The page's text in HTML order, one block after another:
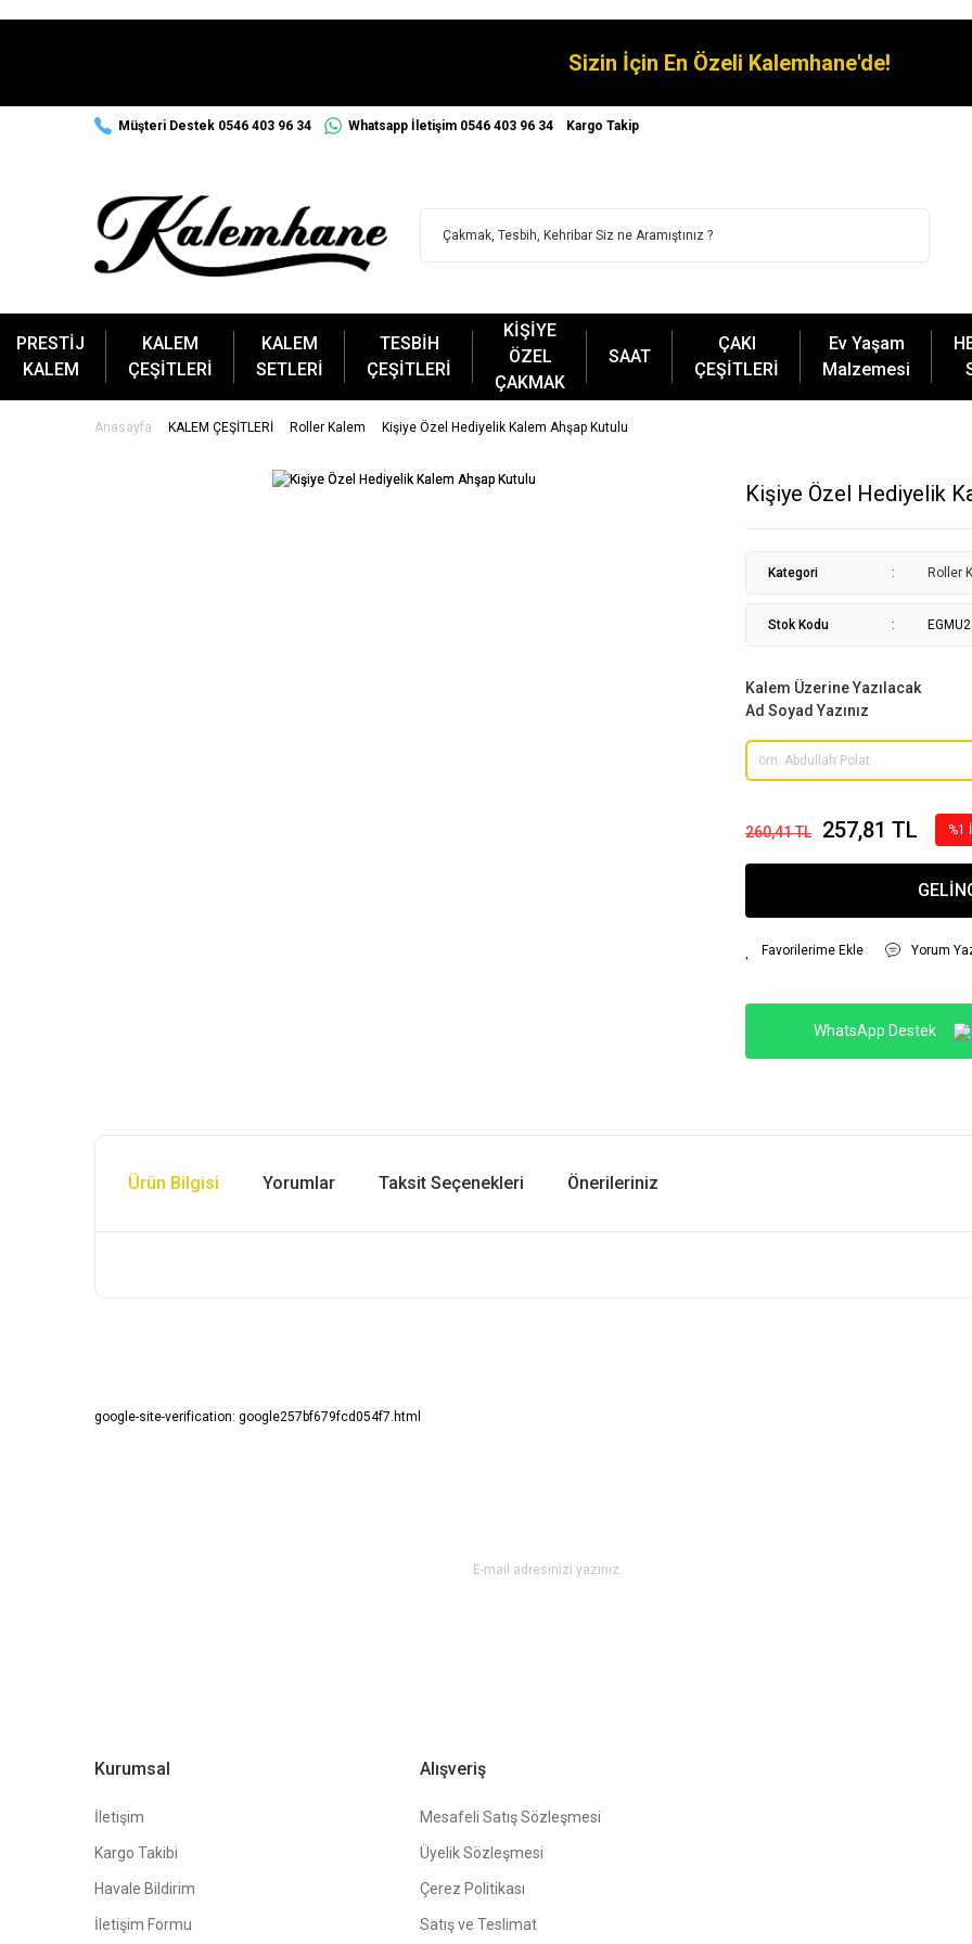
Sizin İçin En Özeli Kalemhane'de!
Müşteri Destek 0546 403 96 34 Whatsapp İletişim 0546 403 96 34 Kargo Takip
PRESTİJ
KALEM
KALEM
ÇEŞİTLERİ
KALEM
SETLERİ
TESBİH
ÇEŞİTLERİ
KİŞİYE
ÖZEL
ÇAKMAK
SAAT
ÇAKI
ÇEŞİTLERİ
Ev Yaşam
Malzemesi
Anasayfa KALEM ÇEŞİTLERİ Roller Kalem Kişiye Özel Hediyelik Kalem Ahşap Kutulu
Kişiye Özel Hediyelik
Kategori Roller
Stok Kodu
Kalem Üzerine Yazılacak
Ad Soyad Yazınız
260,41 TL 257,81 TL %1
Yorum
WhatsApp Destek
Ürün Bilgisi Yorumlar Taksit Seçenekleri Önerileriniz
google-site-verification: google257bf679fcd054f7.html
Kurumsal
İletişim
Kargo Takibi
Havale Bildirim
İletişim Formu
Alışveriş
Mesafeli Satış Sözleşmesi
Üyelik Sözleşmesi
Çerez Politikası
Satış ve Teslimat